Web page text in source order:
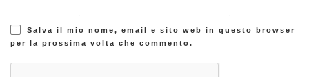
Salva il mio nome, email e sito web in questo browser
per la prossima volta che commento.